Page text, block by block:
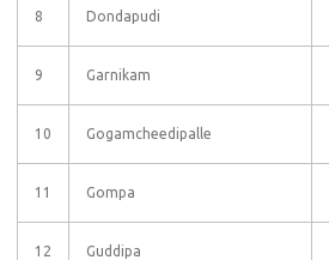
8 Dondapudi
9 Garnikam
10 Gogamcheedipalle
11 Gompa
12 Guddipa